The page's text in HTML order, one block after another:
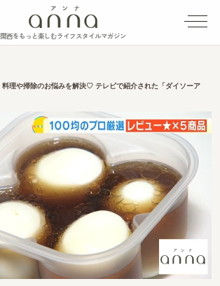
関西をもっと楽しむライフスタイルマガジン
料理や掃除のお悩みを解決♡ テレビで紹介された「ダイソーア